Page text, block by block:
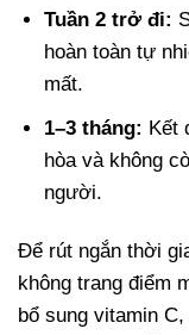
Tuần 2 trở đi:
hoàn toàn tự
mất.
1–3 tháng: Kết
hòa và không
người.
Để rút ngắn thời
không trang điểm
bổ sung vitamin